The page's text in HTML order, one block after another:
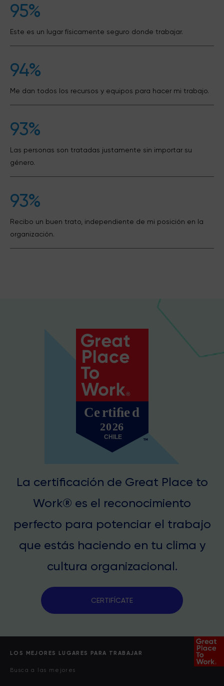
95%
Este es un lugar físicamente seguro donde trabajar.
94%
Me dan todos los recursos y equipos para hacer mi trabajo.
93%
Las personas son tratadas justamente sin importar su
género.
93%
Recibo un buen trato, independiente de mi posición en la
organización.
La certificación de Great Place to
Work® es el reconocimiento
perfecto para potenciar el trabajo
que estás haciendo en tu clima y
cultura organizacional.
CERTIFÍCATE
LOS MEJORES LUGARES PARA TRABAJAR
Busca a las mejores